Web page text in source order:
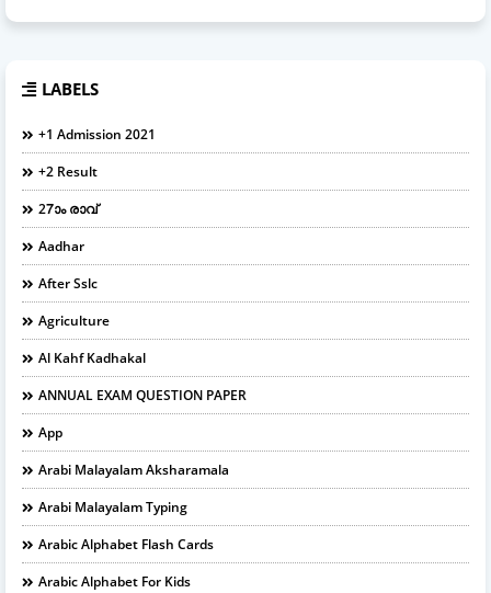
LABELS
+1 Admission 2021
+2 Result
27ാം രാവ്
Aadhar
After Sslc
Agriculture
Al Kahf Kadhakal
ANNUAL EXAM QUESTION PAPER
App
Arabi Malayalam Aksharamala
Arabi Malayalam Typing
Arabic Alphabet Flash Cards
Arabic Alphabet For Kids